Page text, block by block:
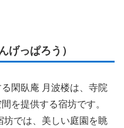
げっぱろう）
閑臥庵 月波楼は、寺院
を提供する宿坊です。
坊では、美しい庭園を眺